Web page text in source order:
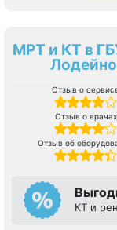
МРТ и КТ в
Отзыв о
Отзыв о врачах
Отзыв об
КТ и